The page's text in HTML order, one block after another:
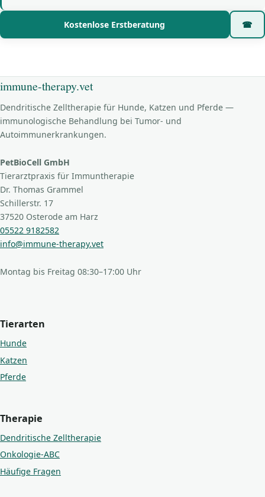
Kostenlose Erstberatung ☎
immune-therapy.vet
Dendritische Zelltherapie für Hunde, Katzen und Pferde —
immunologische Behandlung bei Tumor- und
Autoimmunerkrankungen.
PetBioCell GmbH
Tierarztpraxis für Immuntherapie
Dr. Thomas Grammel
Schillerstr. 17
37520 Osterode am Harz
05522 9182582
info@immune-therapy.vet
Montag bis Freitag 08:30–17:00 Uhr
Tierarten
Hunde
Katzen
Pferde
Therapie
Dendritische Zelltherapie
Onkologie-ABC
Häufige Fragen